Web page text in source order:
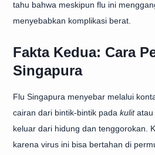
tahu bahwa meskipun flu ini
menyebabkan komplikasi berat.
Fakta Kedua: Cara
Singapura
Flu Singapura menyebar melalui
cairan dari bintik-bintik pada kulitatau
keluar dari hidung dan tenggorokan.
karena virus ini bisa bertahan di